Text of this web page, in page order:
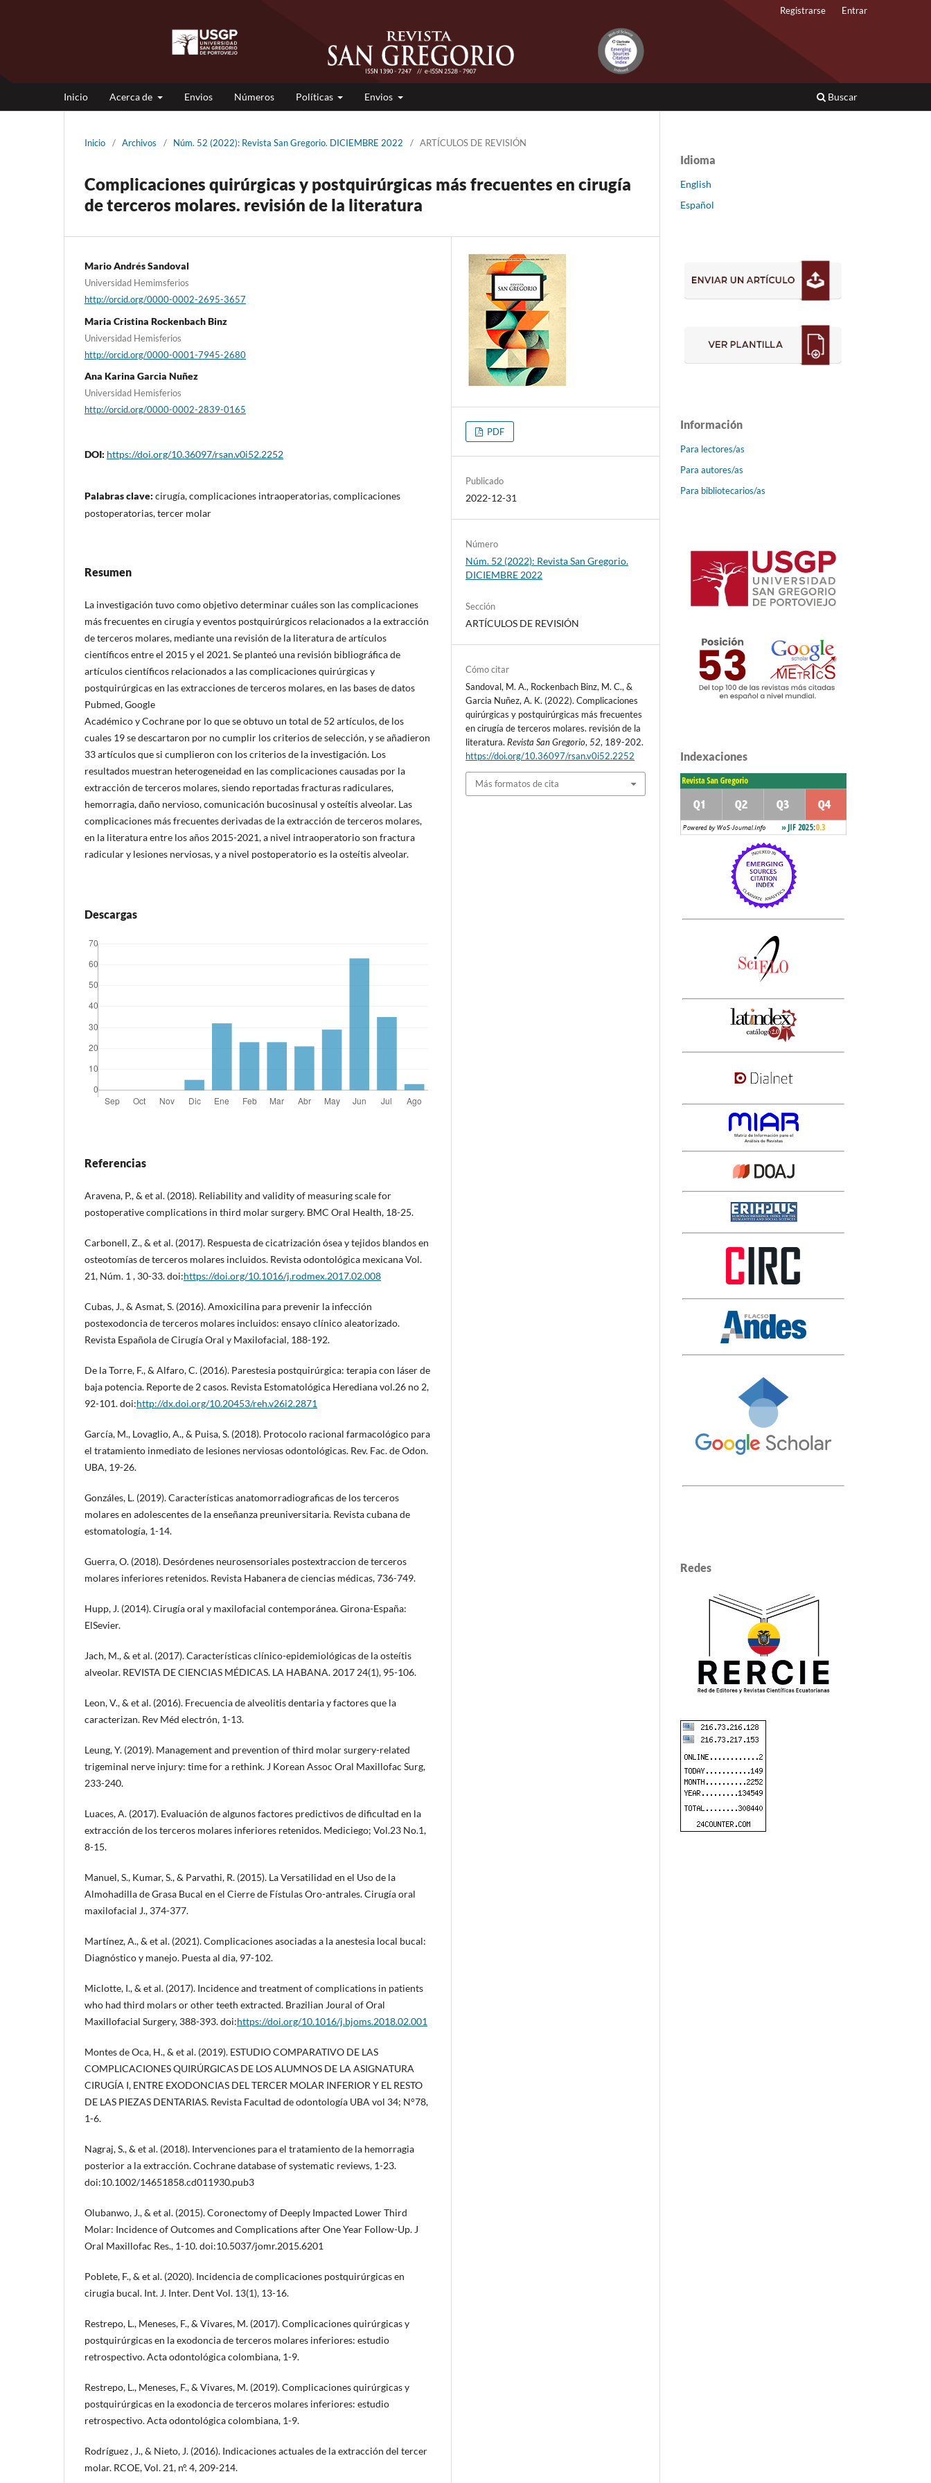
Inicio Acerca de Envios Números Políticas Envios Buscar
Registrarse Entrar
Inicio / Archivos / Núm. 52 (2022): Revista San Gregorio. DICIEMBRE 2022 / ARTÍCULOS DE REVISIÓN
Complicaciones quirúrgicas y postquirúrgicas más frecuentes en cirugía
de terceros molares. revisión de la literatura
Mario Andrés Sandoval
Universidad Hemimsferios
http://orcid.org/0000-0002-2695-3657
Maria Cristina Rockenbach Binz
Universidad Hemisferios
http://orcid.org/0000-0001-7945-2680
Ana Karina Garcia Nuñez
Universidad Hemisferios
http://orcid.org/0000-0002-2839-0165
DOI: https://doi.org/10.36097/rsan.v0i52.2252
Palabras clave: cirugía, complicaciones intraoperatorias, complicaciones
postoperatorias, tercer molar
Resumen
La investigación tuvo como objetivo determinar cuáles son las complicaciones
más frecuentes en cirugía y eventos postquirúrgicos relacionados a la extracción
de terceros molares, mediante una revisión de la literatura de artículos
científicos entre el 2015 y el 2021. Se planteó una revisión bibliográfica de
artículos científicos relacionados a las complicaciones quirúrgicas y
postquirúrgicas en las extracciones de terceros molares, en las bases de datos
Pubmed, Google
Académico y Cochrane por lo que se obtuvo un total de 52 artículos, de los
cuales 19 se descartaron por no cumplir los criterios de selección, y se añadieron
33 artículos que si cumplieron con los criterios de la investigación. Los
resultados muestran heterogeneidad en las complicaciones causadas por la
extracción de terceros molares, siendo reportadas fracturas radiculares,
hemorragia, daño nervioso, comunicación bucosinusal y osteítis alveolar. Las
complicaciones más frecuentes derivadas de la extracción de terceros molares,
en la literatura entre los años 2015-2021, a nivel intraoperatorio son fractura
radicular y lesiones nerviosas, y a nivel postoperatorio es la osteítis alveolar.
Descargas
Referencias
Aravena, P., & et al. (2018). Reliability and validity of measuring scale for
postoperative complications in third molar surgery. BMC Oral Health, 18-25.
Carbonell, Z., & et al. (2017). Respuesta de cicatrización ósea y tejidos blandos en
osteotomías de terceros molares incluidos. Revista odontológica mexicana Vol.
21, Núm. 1 , 30-33. doi:https://doi.org/10.1016/j.rodmex.2017.02.008
Cubas, J., & Asmat, S. (2016). Amoxicilina para prevenir la infección
postexodoncia de terceros molares incluidos: ensayo clínico aleatorizado.
Revista Española de Cirugía Oral y Maxilofacial, 188-192.
De la Torre, F., & Alfaro, C. (2016). Parestesia postquirúrgica: terapia con láser de
baja potencia. Reporte de 2 casos. Revista Estomatológica Herediana vol.26 no 2,
92-101. doi:http://dx.doi.org/10.20453/reh.v26i2.2871
García, M., Lovaglio, A., & Puisa, S. (2018). Protocolo racional farmacológico para
el tratamiento inmediato de lesiones nerviosas odontológicas. Rev. Fac. de Odon.
UBA, 19-26.
Gonzáles, L. (2019). Características anatomorradiograficas de los terceros
molares en adolescentes de la enseñanza preuniversitaria. Revista cubana de
estomatología, 1-14.
Guerra, O. (2018). Desórdenes neurosensoriales postextraccion de terceros
molares inferiores retenidos. Revista Habanera de ciencias médicas, 736-749.
Hupp, J. (2014). Cirugía oral y maxilofacial contemporánea. Girona-España:
ElSevier.
Jach, M., & et al. (2017). Características clínico-epidemiológicas de la osteítis
alveolar. REVISTA DE CIENCIAS MÉDICAS. LA HABANA. 2017 24(1), 95-106.
Leon, V., & et al. (2016). Frecuencia de alveolitis dentaria y factores que la
caracterizan. Rev Méd electrón, 1-13.
Leung, Y. (2019). Management and prevention of third molar surgery-related
trigeminal nerve injury: time for a rethink. J Korean Assoc Oral Maxillofac Surg,
233-240.
Luaces, A. (2017). Evaluación de algunos factores predictivos de dificultad en la
extracción de los terceros molares inferiores retenidos. Mediciego; Vol.23 No.1,
8-15.
Manuel, S., Kumar, S., & Parvathi, R. (2015). La Versatilidad en el Uso de la
Almohadilla de Grasa Bucal en el Cierre de Fístulas Oro-antrales. Cirugía oral
maxilofacial J., 374-377.
Martínez, A., & et al. (2021). Complicaciones asociadas a la anestesia local bucal:
Diagnóstico y manejo. Puesta al dia, 97-102.
Miclotte, I., & et al. (2017). Incidence and treatment of complications in patients
who had third molars or other teeth extracted. Brazilian Joural of Oral
Maxillofacial Surgery, 388-393. doi:https://doi.org/10.1016/j.bjoms.2018.02.001
Montes de Oca, H., & et al. (2019). ESTUDIO COMPARATIVO DE LAS
COMPLICACIONES QUIRÚRGICAS DE LOS ALUMNOS DE LA ASIGNATURA
CIRUGÍA I, ENTRE EXODONCIAS DEL TERCER MOLAR INFERIOR Y EL RESTO
DE LAS PIEZAS DENTARIAS. Revista Facultad de odontología UBA vol 34; N°78,
1-6.
Nagraj, S., & et al. (2018). Intervenciones para el tratamiento de la hemorragia
posterior a la extracción. Cochrane database of systematic reviews, 1-23.
doi:10.1002/14651858.cd011930.pub3
Olubanwo, J., & et al. (2015). Coronectomy of Deeply Impacted Lower Third
Molar: Incidence of Outcomes and Complications after One Year Follow-Up. J
Oral Maxillofac Res., 1-10. doi:10.5037/jomr.2015.6201
Poblete, F., & et al. (2020). Incidencia de complicaciones postquirúrgicas en
cirugia bucal. Int. J. Inter. Dent Vol. 13(1), 13-16.
Restrepo, L., Meneses, F., & Vivares, M. (2017). Complicaciones quirúrgicas y
postquirúrgicas en la exodoncia de terceros molares inferiores: estudio
retrospectivo. Acta odontológica colombiana, 1-9.
Restrepo, L., Meneses, F., & Vivares, M. (2019). Complicaciones quirúrgicas y
postquirúrgicas en la exodoncia de terceros molares inferiores: estudio
retrospectivo. Acta odontológica colombiana, 1-9.
Rodríguez , J., & Nieto, J. (2016). Indicaciones actuales de la extracción del tercer
molar. RCOE, Vol. 21, nº. 4, 209-214.
PDF
Publicado
2022-12-31
Número
Núm. 52 (2022): Revista San Gregorio.
DICIEMBRE 2022
Sección
ARTÍCULOS DE REVISIÓN
Cómo citar
Sandoval, M. A., Rockenbach Binz, M. C., &
Garcia Nuñez, A. K. (2022). Complicaciones
quirúrgicas y postquirúrgicas más frecuentes
en cirugía de terceros molares. revisión de la
literatura. Revista San Gregorio,52, 189-202.
https://doi.org/10.36097/rsan.v0i52.2252
Más formatos de cita
Idioma
English
Español
Información
Para lectores/as
Para autores/as
Para bibliotecarios/as
Indexaciones
Redes